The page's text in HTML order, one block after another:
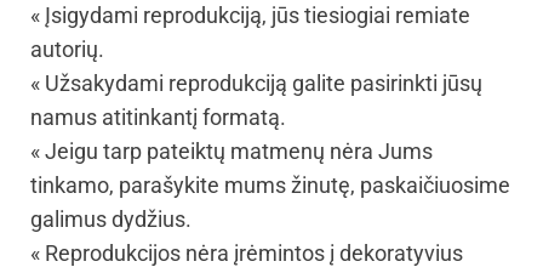
« Įsigydami reprodukciją, jūs tiesiogiai remiate
autorių.
« Užsakydami reprodukciją galite pasirinkti jūsų
namus atitinkantį formatą.
« Jeigu tarp pateiktų matmenų nėra Jums
tinkamo, parašykite mums žinutę, paskaičiuosime
galimus dydžius.
« Reprodukcijos nėra įrėmintos į dekoratyvius